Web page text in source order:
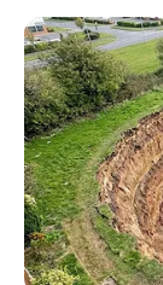
The Little Boat
Hong Gil Dong
Love Hate–
It’s Fantastic–
Haptic Motion–
Touch the Sky
Thirty